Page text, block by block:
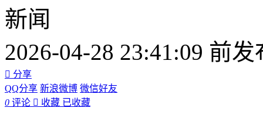
新闻
2026-04-28 23:41:09 前
 分享
QQ分享 新浪微博 微信好友
0 评论  收藏 已收藏